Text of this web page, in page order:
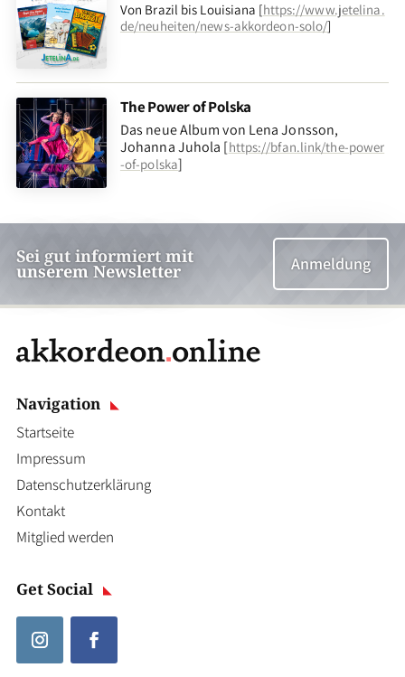
Von Brazil bis Louisiana [https://www.jetelina.
de/neuheiten/news-akkordeon-solo/]
The Power of Polska
Das neue Album von Lena Jonsson,
Johanna Juhola [https://bfan.link/the-power
-of-polska]
Sei gut informiert mit
unserem Newsletter Anmeldung
Navigation
Startseite
Impressum
Datenschutzerklärung
Kontakt
Mitglied werden
Get Social